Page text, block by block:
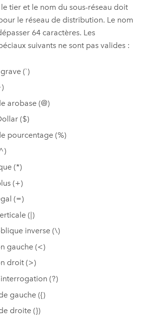
tier et le nom du sous-réseau doit
le réseau de distribution. Le nom
64 caractères. Les
suivants ne sont pas valides :
(`)
arobase (@)
($)
pourcentage (%)
(*)
(+)
(=)
(|)
inverse (\)
gauche (<)
droit (>)
(?)
gauche ({)
droite (})